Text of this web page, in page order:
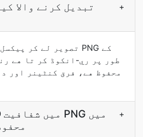
+
طور پر ري-انکوڈ کر تا هے
محفوظ هے، فرق کنٹینر اور
+